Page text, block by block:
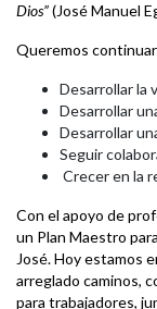
Dios”(José Manuel
Queremos
Desarrollar la
Desarrollar
Desarrollar
Seguir
Crecer en la
Con el apoyo de
un Plan Maestro
José. Hoy estamos
arreglado caminos,
para trabajadores,